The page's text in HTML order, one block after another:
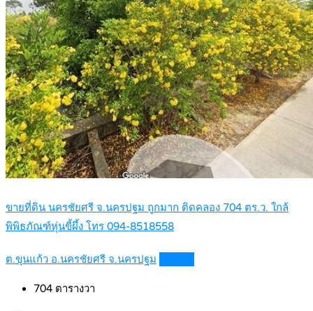
ขายที่ดิน นครชัยศรี จ.นครปฐม ถูกมาก ติดคลอง 704 ตร.ว. ใกล้
พิพิธภัณฑ์หุ่นขี้ผึ้ง โทร 094-8518558
ต.ขุนแก้ว อ.นครชัยศรี จ.นครปฐม
704 ตารางวา